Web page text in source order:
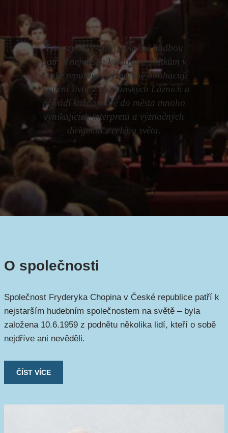
Tyto srpnové dny naplněné hudbou
patří k největším kulturním svátkům v
České republice, významně obohacují
kulturní život v Mariánských Lázních a
přivádí každoročně do města mnoho
vynikajících interpretů a význačných
dirigentů z celého světa.
O společnosti
Společnost Fryderyka Chopina v České republice patří k
nejstarším hudebním společnostem na světě – byla
založena 10.6.1959 z podnětu několika lidí, kteří o sobě
nejdříve ani nevěděli.
ČÍST VÍCE